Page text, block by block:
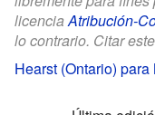
licenciaAtribución-
lo contrario. Citar
Hearst (Ontario) para